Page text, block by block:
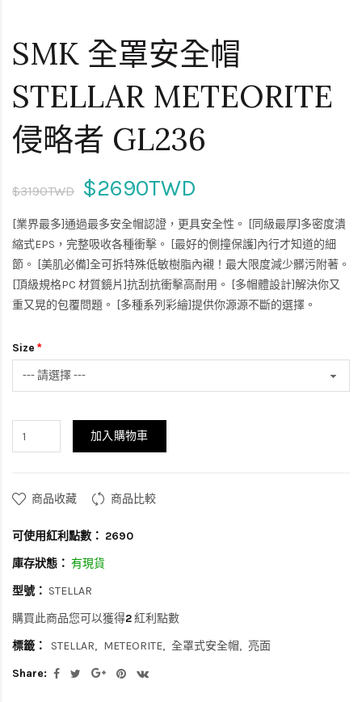
SMK 全罩安全帽
STELLAR METEORITE
侵略者 GL236
$3190TWD $2690TWD
[業界最多]通過最多安全帽認證，更具安全性。 [同級最厚]多密度潰
縮式EPS，完整吸收各種衝擊。 [最好的側撞保護]內行才知道的細
節。 [美肌必備]全可拆特殊低敏樹脂內襯！最大限度減少髒污附著。
[頂級規格PC 材質鏡片]抗刮抗衝擊高耐用。 [多帽體設計]解決你又
重又晃的包覆問題。 [多種系列彩繪]提供你源源不斷的選擇。
Size
加入購物車
商品收藏 商品比較
可使用紅利點數： 2690
庫存狀態： 有現貨
型號： STELLAR
購買此商品您可以獲得2紅利點數
標籤：
STELLAR METEORITE 全罩式安全帽
亮面
Share: